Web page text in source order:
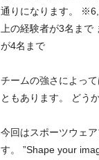
通りになります。
上の経験者が3名ま
が4名まで
チームの強さによっ
ともあります。 どう
今回はスポーツウェ
す。 ”Shape your